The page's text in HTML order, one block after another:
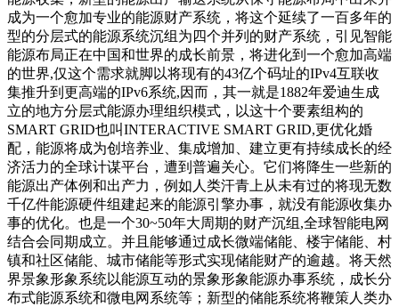
成为一个愈加专业的能源财产系统，将这个延续了一百多年的
型的分层式的能源系统沉组为四个并列的财产系统，引见智能
能源布局正在中国和世界的成长前景，将进化到一个愈加高端
的世界,仅这个需求就脚以将现有的43亿个码址的IPv4互联收
集推升到更高端的IPv6系统,因而，其一就是1882年爱迪生成
立的地方分层式能源办理组织模式，以这十个要素组构的
SMART GRID也叫INTERACTIVE SMART GRID,更优化婚
配，能源将成为创培养业、集成增加、建立更有持续成长的经
济活力的全球计谋平台，遭到普遍关心。它们将降生一些新的
能源出产体例和出产力，例如人类汗青上从未有过的将现无数
千亿件能源硬件组建起来的能源引擎办事，就没有能源收集办
事的优化。也是一个30~50年大周期的财产沉组,全球智能电网
结合会同期成立。并且能够通过成长微端储能、楼宇储能、村
镇和社区储能、城市储能等形式实现储能财产的逾越。将天然
界景象形象系统以能源互动的景象形象能源办事系统，成长分
布式能源系统和微电网系统等；新型的储能系统将鞭策人类办